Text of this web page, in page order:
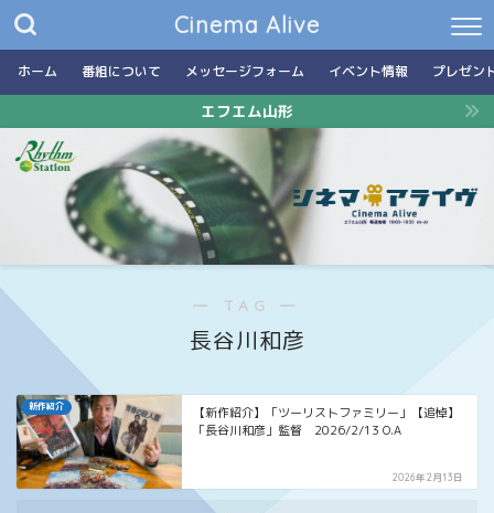
Cinema Alive
ホーム 番組について メッセージフォーム イベント情報 プレゼン
エフエム山形
― TAG ―
長谷川和彦
新作紹介
【新作紹介】「ツーリストファミリー」【追悼】
「長谷川和彦」監督 2026/2/13 O.A
2026年2月13日